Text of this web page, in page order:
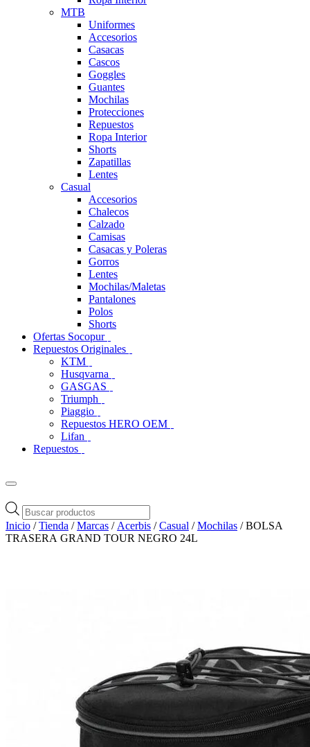
MTB
Uniformes
Accesorios
Casacas
Cascos
Goggles
Guantes
Mochilas
Protecciones
Repuestos
Ropa Interior
Shorts
Zapatillas
Lentes
Casual
Accesorios
Chalecos
Calzado
Camisas
Casacas y Poleras
Gorros
Lentes
Mochilas/Maletas
Pantalones
Polos
Shorts
Ofertas Socopur
Repuestos Originales
KTM
Husqvarna
GASGAS
Triumph
Piaggio
Repuestos HERO OEM
Lifan
Repuestos
Búsqueda
de
productos
Inicio /Tienda /Marcas / Acerbis /Casual /Mochilas / BOLSA
TRASERA GRAND TOUR NEGRO 24L